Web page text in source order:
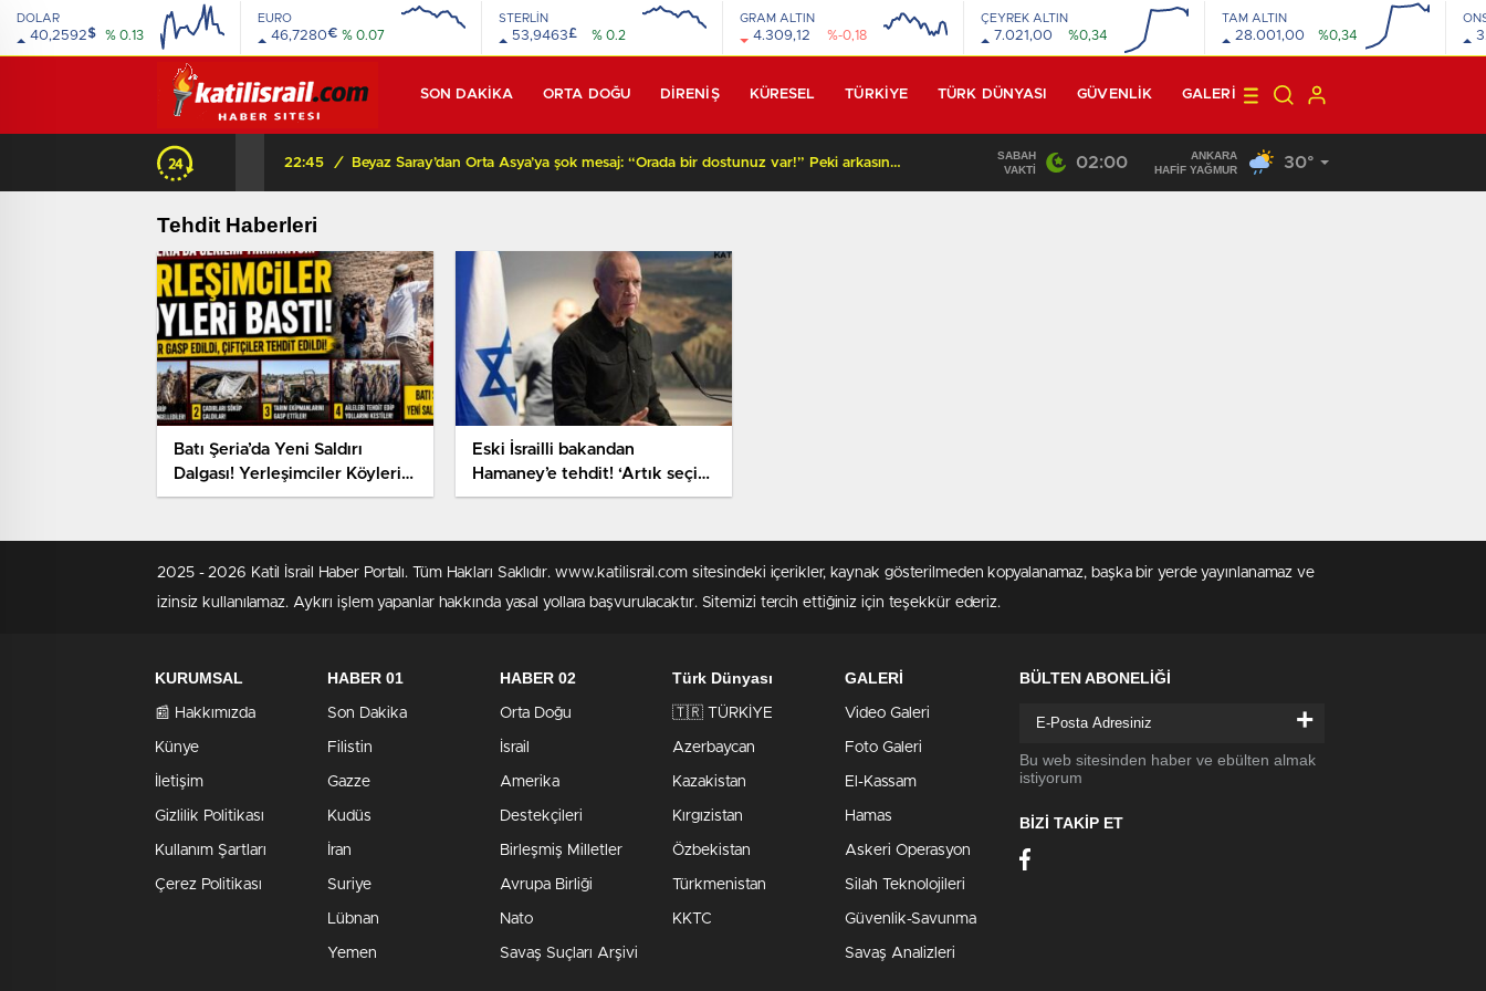
DOLAR
40,2592$ % 0.13
EURO
46,7280€ % 0.07
STERLİN
53,9463£ % 0.2
GRAM ALTIN
4.309,12 %-0,18
ÇEYREK ALTIN
7.021,00 %0,34
TAM ALTIN
28.001,00 %0,34
SON DAKİKA ORTA DOĞU DİRENİŞ KÜRESEL TÜRKİYE TÜRK DÜNYASI GÜVENLİK GALERI
22:45 / Beyaz Saray’dan Orta Asya’ya şok mesaj: “Orada bir dostunuz var!” Peki arkasında ne var? 22:10 /
SABAH
VAKTI
02:00
ANKARA
HAFİF YAĞMUR
30°
Tehdit Haberleri
Batı Şeria’da Yeni Saldırı
Dalgası! Yerleşimciler Köyleri
Bastı, Mallar Gasp Edildi
Eski İsrailli bakandan
Hamaney’e tehdit! ‘Artık seçim
yapmalısın’
2025 - 2026 Katil İsrail Haber Portalı. Tüm Hakları Saklıdır. www.katilisrail.com sitesindeki içerikler, kaynak gösterilmeden kopyalanamaz, başka bir yerde yayınlanamaz ve
izinsiz kullanılamaz. Aykırı işlem yapanlar hakkında yasal yollara başvurulacaktır. Sitemizi tercih ettiğiniz için teşekkür ederiz.
KURUMSAL
📰 Hakkımızda
Künye
İletişim
Gizlilik Politikası
Kullanım Şartları
Çerez Politikası
HABER 01
Son Dakika
Filistin
Gazze
Kudüs
İran
Suriye
Lübnan
Yemen
HABER 02
Orta Doğu
İsrail
Amerika
Destekçileri
Birleşmiş Milletler
Avrupa Birliği
Nato
Savaş Suçları Arşivi
Türk Dünyası
🇹🇷 TÜRKİYE
Azerbaycan
Kazakistan
Kırgızistan
Özbekistan
Türkmenistan
KKTC
GALERİ
Video Galeri
Foto Galeri
El-Kassam
Hamas
Askeri Operasyon
Silah Teknolojileri
Güvenlik-Savunma
Savaş Analizleri
BÜLTEN ABONELİĞİ
+
Bu web sitesinden haber ve ebülten almak
istiyorum
BİZİ TAKİP ET